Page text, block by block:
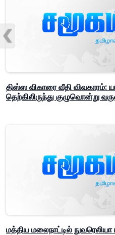
திஸ்ஸ விகாரை வீதி விவகாரம்:
தெற்கிலிருந்து குழுவொன்று
மத்திய மலைநாட்டில்